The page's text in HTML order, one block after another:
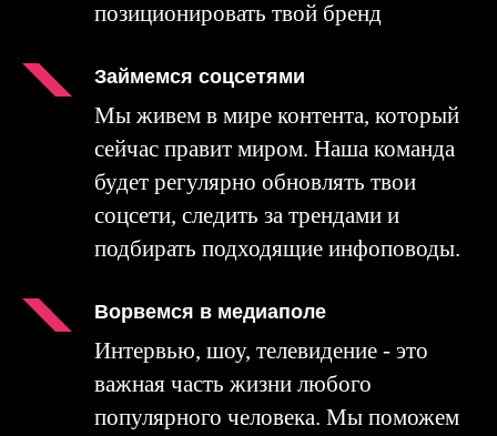
позиционировать твой бренд
Займемся соцсетями
Мы живем в мире контента, который
сейчас правит миром. Наша команда
будет регулярно обновлять твои
соцсети, следить за трендами и
подбирать подходящие инфоповоды.
Ворвемся в медиаполе
Интервью, шоу, телевидение - это
важная часть жизни любого
популярного человека. Мы поможем